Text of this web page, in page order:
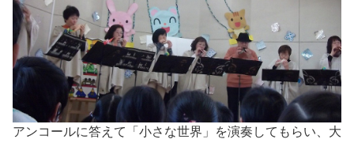
アンコールに答えて「小さな世界」を演奏してもらい、大